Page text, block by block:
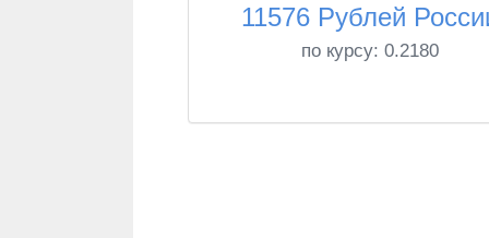
11576 Рублей
по курсу: 0.2180